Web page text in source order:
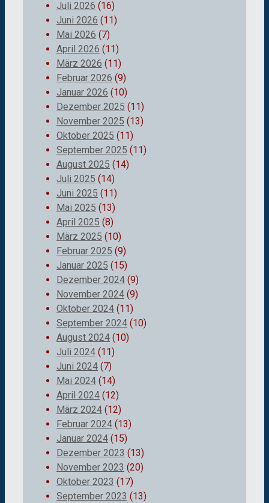
Juli 2026 (16)
Juni 2026 (11)
Mai 2026 (7)
April 2026 (11)
März 2026 (11)
Februar 2026 (9)
Januar 2026 (10)
Dezember 2025 (11)
November 2025 (13)
Oktober 2025 (11)
September 2025 (11)
August 2025 (14)
Juli 2025 (14)
Juni 2025 (11)
Mai 2025 (13)
April 2025 (8)
März 2025 (10)
Februar 2025 (9)
Januar 2025 (15)
Dezember 2024 (9)
November 2024 (9)
Oktober 2024 (11)
September 2024 (10)
August 2024 (10)
Juli 2024 (11)
Juni 2024 (7)
Mai 2024 (14)
April 2024 (12)
März 2024 (12)
Februar 2024 (13)
Januar 2024 (15)
Dezember 2023 (13)
November 2023 (20)
Oktober 2023 (17)
September 2023 (13)